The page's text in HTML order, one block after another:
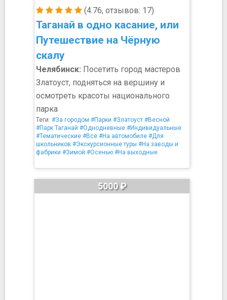
(4.76, отзывов: 17)
Таганай в одно касание, или
Путешествие на Чёрную
скалу
Челябинск: Посетить город мастеров
Златоуст, подняться на вершину и
осмотреть красоты национального
парка
Теги: #За городом #Парки #Златоуст #Весной
#Парк Таганай #Однодневные #Индивидуальные
#Тематические #Все #На автомобиле #Для
школьников #Экскурсионные туры #На заводы и
фабрики #Зимой #Осенью #На выходные
5000 ₽